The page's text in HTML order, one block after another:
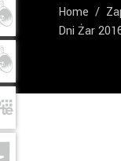
Home /
Dni Żar